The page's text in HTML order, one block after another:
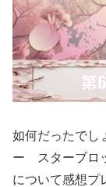
如何だったでし
ー スターブロ
について感想プ